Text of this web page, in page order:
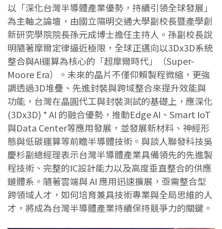
以「深化台灣半導體產業優勢，持續引領全球發展」
為主軸之論壇，由國立陽明交通大學副校長暨產學創
新研究學院院長孫元成博士擔任主持人。孫副校長說
明隨著摩爾定律逼近極限，全球正邁向以3Dx3D系統
整合與AI運算為核心的「超摩爾時代」（Super-
Moore Era）。未來的晶片不僅仰賴製程微縮，更強
調透過3D堆疊、先進封裝與跨域整合來提升效能與
功能，台灣在晶圓代工與封裝測試的基礎上，應深化
(3Dx3D) * AI 的融合優勢，推動Edge AI、Smart IoT
與Data Center等應用發展，並發展新材料、神經形
態與低碳運算等前瞻半導體技術。與談人聯發科技吳
慶杉副總經理表示台灣半導體產業具備領先的先進製
程技術、完整的IC設計能力以及高度垂直整合的供應
鏈體系。隨著雲端與 AI 應用迅速擴展，亟需整合型
跨領域人才，如何培育兼具技術專業與全局思維的人
才，將成為台灣半導體產業持續保持競爭力的關鍵。